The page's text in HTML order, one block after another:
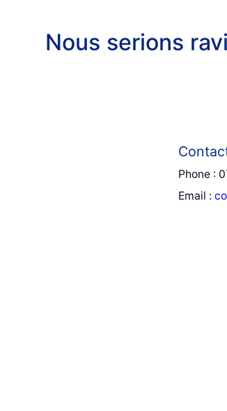
Nous serions
Phone :
Email :